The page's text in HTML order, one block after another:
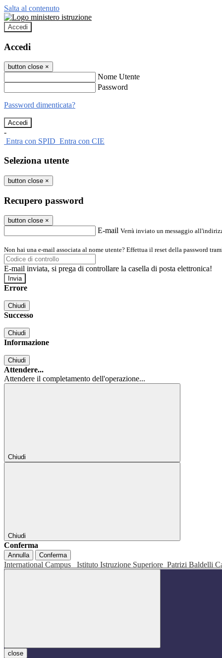
Salta al contenuto
Accedi
Accedi
button close ×
Nome Utente
Password
Password dimenticata?
-
Entra con SPID Entra con CIE
Seleziona utente
button close ×
Recupero password
button close ×
E-mail Verrà inviato un messaggio
Non hai una e-mail associata al nome utente? Effettua il reset della password
E-mail inviata, si prega di controllare la casella di posta elettronica!
Errore
Chiudi
Successo
Chiudi
Informazione
Chiudi
Attendere...
Attendere il completamento dell'operazione...
Chiudi
Chiudi
Conferma
Annulla Conferma
International Campus Istituto Istruzione Superiore Patrizi Baldelli
close